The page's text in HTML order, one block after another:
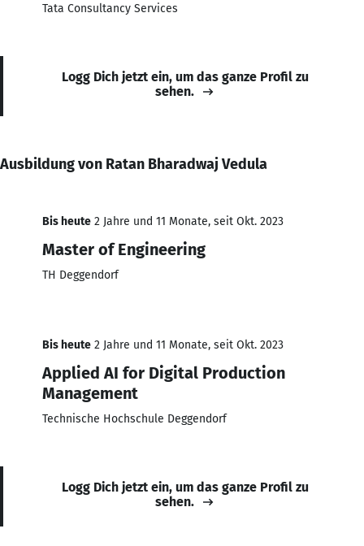
Tata Consultancy Services
Logg Dich jetzt ein, um das ganze Profil zu
sehen.
Ausbildung von Ratan Bharadwaj Vedula
Bis heute 2 Jahre und 11 Monate, seit Okt. 2023
Master of Engineering
TH Deggendorf
Bis heute 2 Jahre und 11 Monate, seit Okt. 2023
Applied AI for Digital Production
Management
Technische Hochschule Deggendorf
Logg Dich jetzt ein, um das ganze Profil zu
sehen.